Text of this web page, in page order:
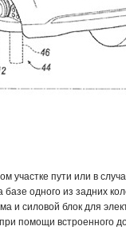
участке пути или в
одного из задних
и силовой блок для
помощи встроенного